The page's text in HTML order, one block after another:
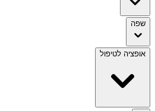
שפה
אופציה לטיפול